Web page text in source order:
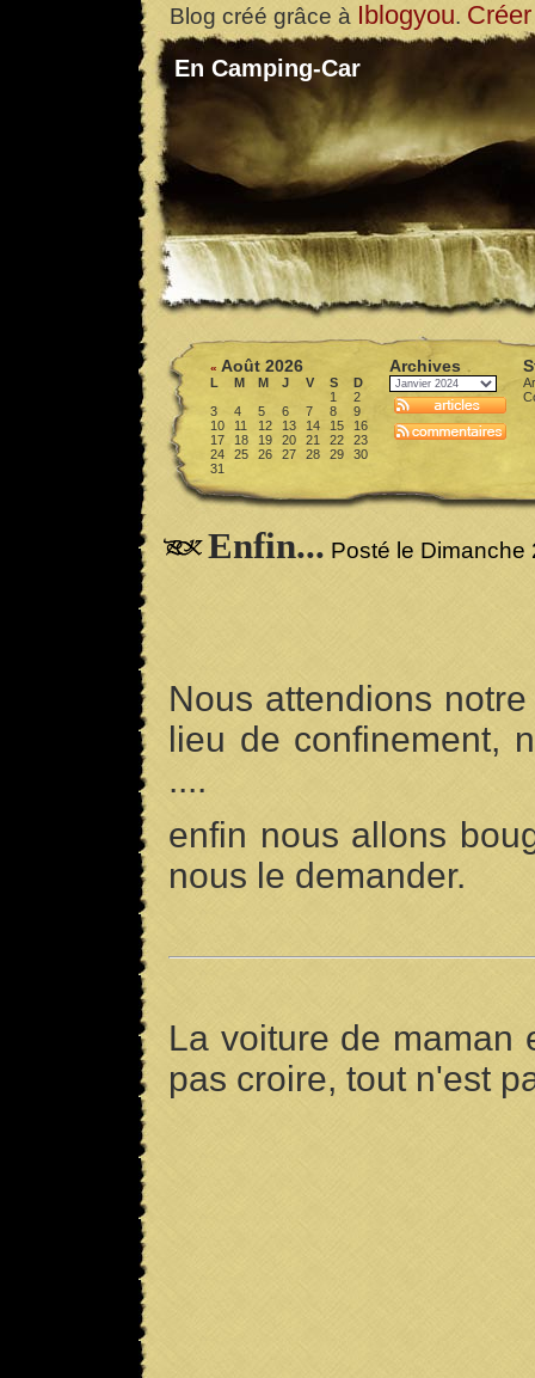
Blog créé grâce à Iblogyou.
En Camping-Car
« Août 2026
L M M J V S
D
1
2
3
4 5 6 7 8
9
10
11 12 13 14 15
16
17
18 19 20 21 22
23
24
25 26 27 28 29
30
31
Archives
Enfin... Posté le Dimanche
Nous attendions
lieu de confinement,
....
enfin nous allons
nous le demander.
La voiture de maman
pas croire, tout n'est